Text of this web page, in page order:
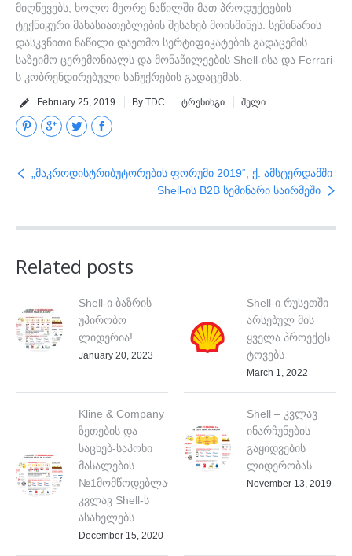
მიღწევებს, ხოლო მეორე ნაწილში მათ პროდუქტების
ტექნიკური მახასიათებლების შესახებ მოისმინეს. სემინარის
დასკვნითი ნაწილი დაეთმო სერტიფიკატების გადაცემის
საზეიმო ცერემონიალს და მონაწილეების Shell-ისა და Ferrari-
ს კობრენდირებული საჩუქრების გადაცემას.
February 25, 2019 By TDC ტრენინგი შელი
Facebook
Twitter
Google+
Pinterest
„მაკროდისტრიბუტორების ფორუმი 2019“, ქ. ამსტერდამში
Shell-ის B2B სემინარი საირმეში
Related posts
Shell-ი ბაზრის
უპირობო
ლიდერია!
January 20, 2023
Shell-ი რუსეთში
არსებულ მის
ყველა პროექტს
ტოვებს
March 1, 2022
Kline & Company
ზეთების და
საცხებ-საპოხი
მასალების
№1მომწოდებლად
კვლავ Shell-ს
ასახელებს
December 15, 2020
Shell – კვლავ
ინარჩუნების
გაყიდვების
ლიდერობას.
November 13, 2019